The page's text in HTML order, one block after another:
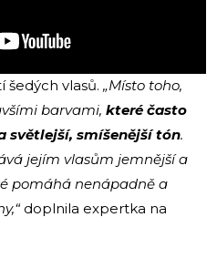
šedých vlasů. „Místo toho,
barvami, které často
světlejší, smíšenější tón.
jejím vlasům jemnější a
pomáhá nenápadně a
doplnila expertka na